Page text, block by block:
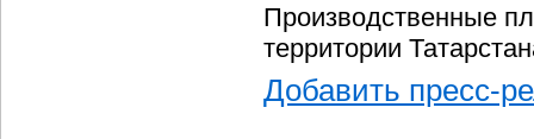
Производственные
территории
Добавить пресс-